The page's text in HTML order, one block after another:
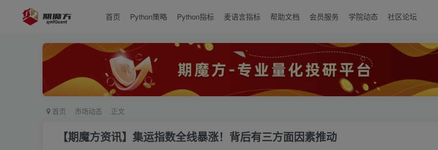
首页 Python策略 Python指标 麦语言指标 帮助文档 会员服务 学院动态 社区论坛
首页 市场动态 正文
【期魔方资讯】集运指数全线暴涨！背后有三方面因素推动